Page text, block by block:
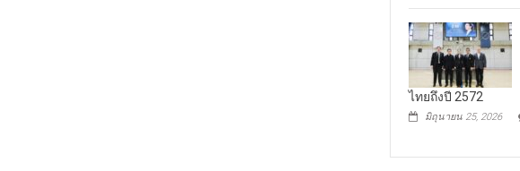
ไทยถึงปี 2572
มิถุนายน 25, 2026